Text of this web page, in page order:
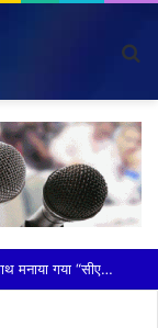
*विदेशी मूल के व्यक्तियों (नाइजीरियन) से परेशान होकर ग्राम वासियों ने रबूपुरा थाने में एक ज्ञापन दिया*